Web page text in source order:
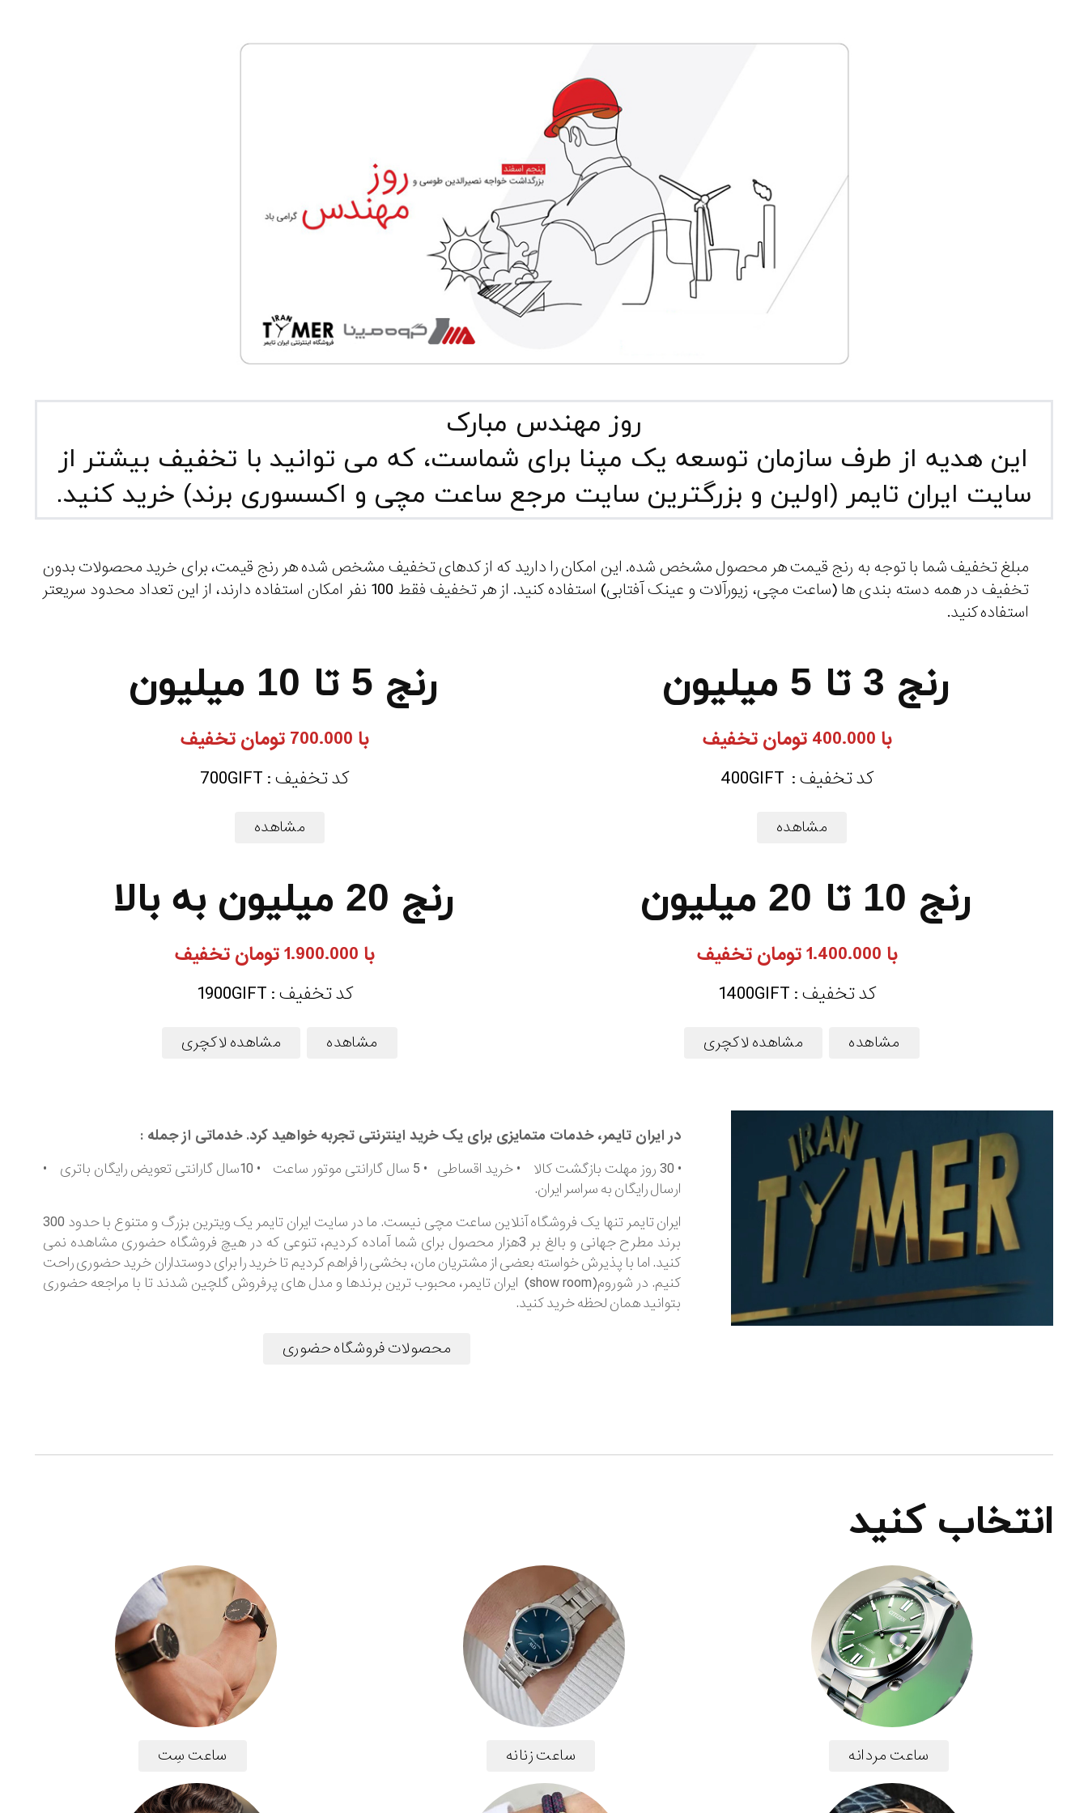
روز مهندس مبارک
این هدیه از طرف سازمان توسعه یک مپنا برای شماست، که می توانید با تخفیف بیشتر از
سایت ایران تایمر (اولین و بزرگترین سایت مرجع ساعت مچی و اکسسوری برند) خرید کنید.
مبلغ تخفیف شما با توجه به رنج قیمت هر محصول مشخص شده. این امکان را دارید که از کدهای تخفیف مشخص شده هر رنج قیمت، برای خرید محصولات بدون
تخفیف در همه دسته بندی ها (ساعت مچی، زیورآلات و عینک آفتابی) استفاده کنید. از هر تخفیف فقط 100 نفر امکان استفاده دارند، از این تعداد محدود سریعتر
استفاده کنید.
رنج 3 تا 5 میلیون
با 400.000 تومان تخفیف
کد تخفیف : 400GIFT
مشاهده
رنج 5 تا 10 میلیون
با 700.000 تومان تخفیف
کد تخفیف : 700GIFT
مشاهده
رنج 10 تا 20 میلیون
با 1.400.000 تومان تخفیف
کد تخفیف : 1400GIFT
مشاهده مشاهده لاکچری
رنج 20 میلیون به بالا
با 1.900.000 تومان تخفیف
کد تخفیف : 1900GIFT
مشاهده مشاهده لاکچری
در ایران تایمر، خدمات متمایزی برای یک خرید اینترنتی تجربه خواهید کرد. خدماتی از جمله :
• 30 روز مهلت بازگشت کالا • خرید اقساطی • 5 سال گارانتی موتور ساعت • 10سال گارانتی تعویض رایگان باتری •
ارسال رایگان به سراسر ایران.
ایران تایمر تنها یک فروشگاه آنلاین ساعت مچی نیست. ما در سایت ایران تایمر یک ویترین بزرگ و متنوع با حدود 300
برند مطرح جهانی و بالغ بر 3هزار محصول برای شما آماده کردیم، تنوعی که در هیچ فروشگاه حضوری مشاهده نمی
کنید. اما با پذیرش خواسته بعضی از مشتریان مان، بخشی را فراهم کردیم تا خرید را برای دوستداران خرید حضوری راحت
کنیم. در شوروم(show room) ایران تایمر، محبوب ترین برندها و مدل های پرفروش گلچین شدند تا با مراجعه حضوری
بتوانید همان لحظه خرید کنید.
محصولات فروشگاه حضوری
انتخاب کنید
ساعت مردانه ساعت زنانه ساعت سِت